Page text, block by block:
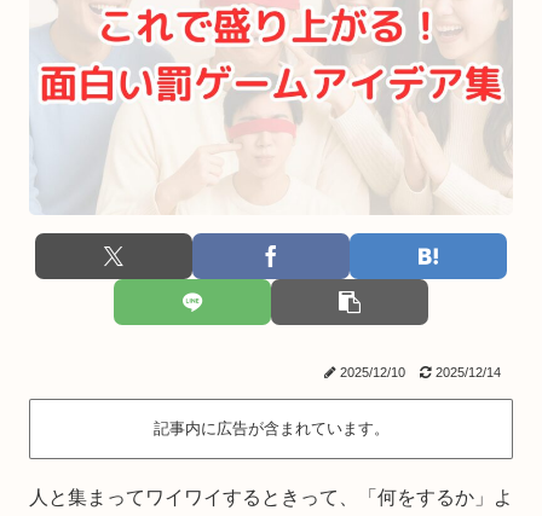
2025/12/10 2025/12/14
記事内に広告が含まれています。
人と集まってワイワイするときって、「何をするか」よ